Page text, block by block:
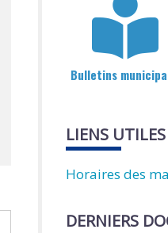
Bulletins
LIENS UTILES
Horaires des
DERNIERS